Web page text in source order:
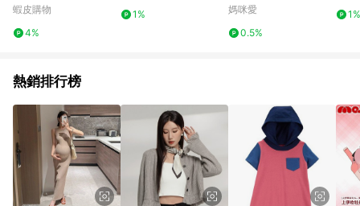
兒童洋氣上衣女寶寶秋
蝦皮購物
4%
1%
粉色
媽咪愛
0.5%
1%
熱銷排行榜